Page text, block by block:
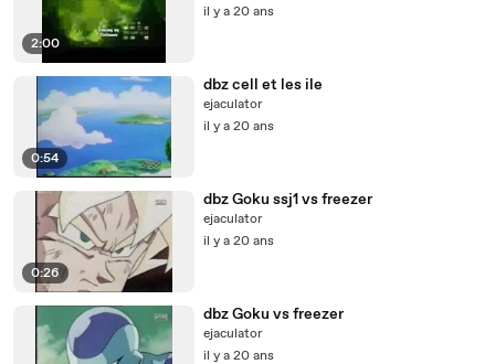
2:00
il y a 20 ans
0:54
dbz cell et les ile
ejaculator
il y a 20 ans
0:26
dbz Goku ssj1 vs freezer
ejaculator
il y a 20 ans
dbz Goku vs freezer
ejaculator
il y a 20 ans